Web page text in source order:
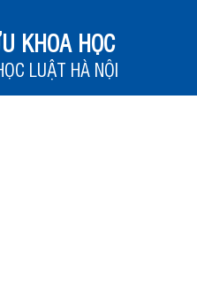
KHOA HỌC
LUẬT HÀ NỘI